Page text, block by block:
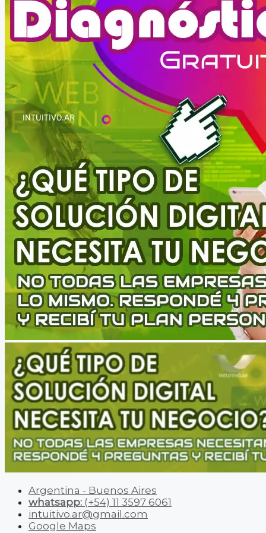
Argentina - Buenos Aires
whatsapp: (+54) 11 3597 6061
intuitivo.ar@gmail.com
Google Maps